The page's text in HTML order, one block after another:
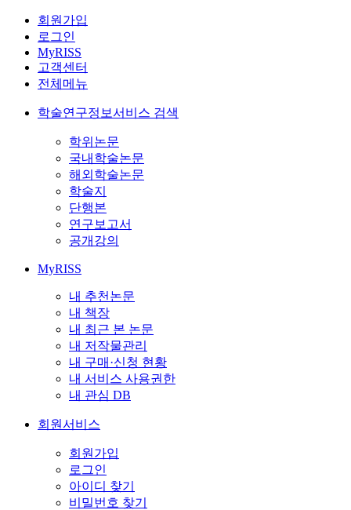
회원가입
로그인
MyRISS
고객센터
전체메뉴
학술연구정보서비스 검색
학위논문
국내학술논문
해외학술논문
학술지
단행본
연구보고서
공개강의
MyRISS
내 추천논문
내 책장
내 최근 본 논문
내 저작물관리
내 구매·신청 현황
내 서비스 사용권한
내 관심 DB
회원서비스
회원가입
로그인
아이디 찾기
비밀번호 찾기